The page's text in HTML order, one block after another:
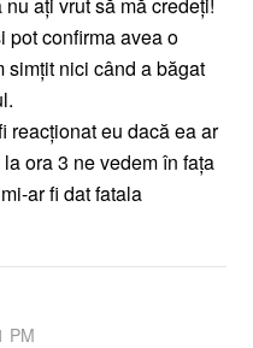
pot confirma avea o
simțit nici când a băgat
reacționat eu dacă ea ar
ora 3 ne vedem în fața
ar fi dat fatala
PM